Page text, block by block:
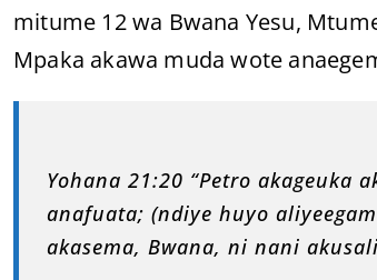
mitume 12 wa Bwana Yesu,
Mpaka akawa muda wote
Yohana 21:20 “Petro akageuka
anafuata; (ndiye huyo
akasema, Bwana, ni nani